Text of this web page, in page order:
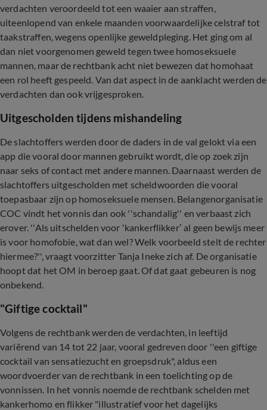
verdachten veroordeeld tot een waaier aan straffen,
uiteenlopend van enkele maanden voorwaardelijke celstraf tot
taakstraffen, wegens openlijke geweldpleging. Het ging om al
dan niet voorgenomen geweld tegen twee homoseksuele
mannen, maar de rechtbank acht niet bewezen dat homohaat
een rol heeft gespeeld. Van dat aspect in de aanklacht werden de
verdachten dan ook vrijgesproken.
Uitgescholden tijdens mishandeling
De slachtoffers werden door de daders in de val gelokt via een
app die vooral door mannen gebruikt wordt, die op zoek zijn
naar seks of contact met andere mannen. Daarnaast werden de
slachtoffers uitgescholden met scheldwoorden die vooral
toepasbaar zijn op homoseksuele mensen. Belangenorganisatie
COC vindt het vonnis dan ook ''schandalig'' en verbaast zich
erover. ''Als uitschelden voor ‘kankerflikker’ al geen bewijs meer
is voor homofobie, wat dan wel? Welk voorbeeld stelt de rechter
hiermee?'', vraagt voorzitter Tanja Ineke zich af. De organisatie
hoopt dat het OM in beroep gaat. Of dat gaat gebeuren is nog
onbekend.
"Giftige cocktail"
Volgens de rechtbank werden de verdachten, in leeftijd
variërend van 14 tot 22 jaar, vooral gedreven door ''een giftige
cocktail van sensatiezucht en groepsdruk", aldus een
woordvoerder van de rechtbank in een toelichting op de
vonnissen. In het vonnis noemde de rechtbank schelden met
kankerhomo en flikker "illustratief voor het dagelijks